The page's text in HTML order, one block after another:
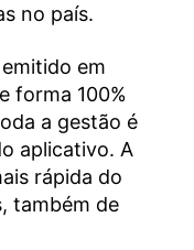
no país.
em
forma 100%
a gestão é
aplicativo. A
rápida do
também de